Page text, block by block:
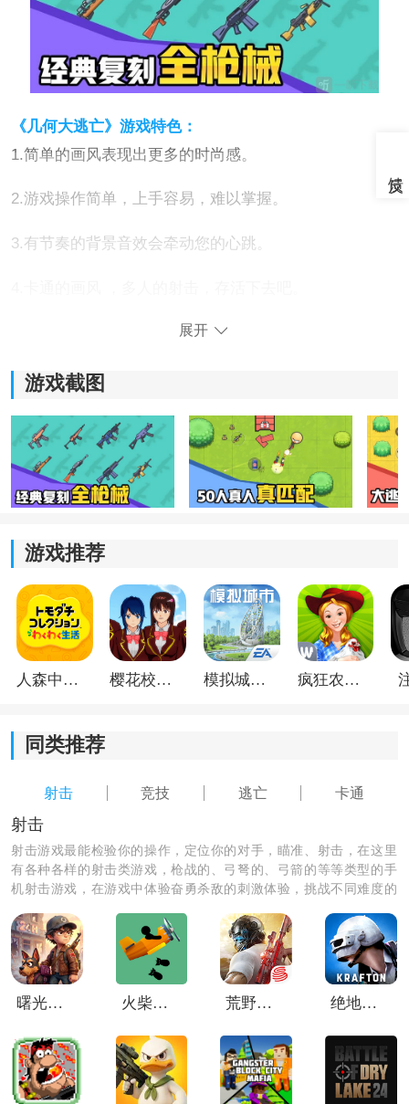
《几何大逃亡》游戏特色：
1.简单的画风表现出更多的时尚感。
2.游戏操作简单，上手容易，难以掌握。
3.有节奏的背景音效会牵动您的心跳。
《几何大逃亡》游戏亮点：
您带来最刺激的枪战，发动致命的攻击来击败对手。
2.广阔的战斗地图正在等待您的仔细探索，并且每个位置
可能隐藏着许多道具，等待您发现。
置将带给您更加激动人心的生存决斗。
几何大逃亡小游戏空投玩法攻略：
说明空投补给即将降落，这时候要尽快行动，抢先前往
空投区域获取高级物资。
展开
游戏截图
游戏推荐
人森中文版 樱花校园模拟器1.048.00中文版 模拟城市我是巿长联机版 疯狂农场3美国派19
同类推荐
射击 竞技 逃亡 卡通
射击
射击游戏最能检验你的操作，定位你的对手，瞄准、射击，在这里
有各种各样的射击类游戏，枪战的、弓弩的、弓箭的等等类型的手
机射击游戏，在游戏中体验奋勇杀敌的刺激体验，挑战不同难度的
曙光纪元手游 火柴人战机轰炸 荒野行动国际服 绝地求生未来之役测试服